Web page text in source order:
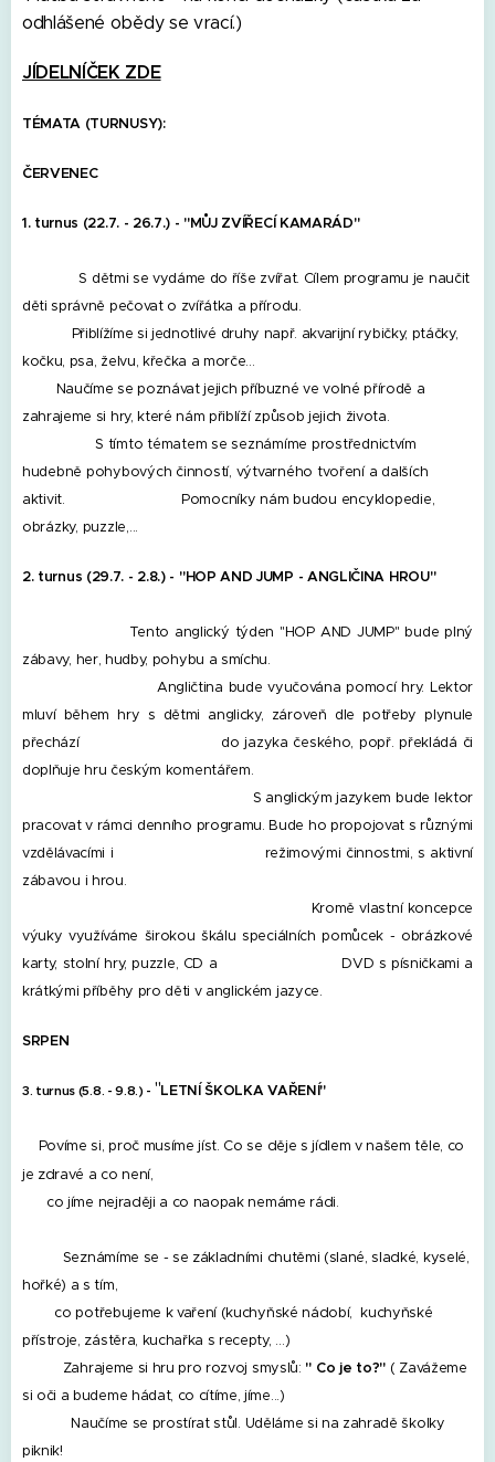
odhlášené obědy se vrací.)
JÍDELNÍČEK ZDE
TÉMATA (TURNUSY):
ČERVENEC
1. turnus (22.7. - 26.7.) - "MŮJ ZVÍŘECÍ KAMARÁD"
S dětmi se vydáme do říše zvířat. Cílem programu je naučit
děti správně pečovat o zvířátka a přírodu.
Přiblížíme si jednotlivé druhy např. akvarijní rybičky, ptáčky,
kočku, psa, želvu, křečka a morče…
Naučíme se poznávat jejich příbuzné ve volné přírodě a
zahrajeme si hry, které nám přiblíží způsob jejich života.
S tímto tématem se seznámíme prostřednictvím
hudebně pohybových činností, výtvarného tvoření a dalších
aktivit. Pomocníky nám budou encyklopedie,
obrázky, puzzle,...
2. turnus (29.7. - 2.8.) - "HOP AND JUMP - ANGLIČINA HROU"
Tento anglický týden "HOP AND JUMP" bude plný
zábavy, her, hudby, pohybu a smíchu.
Angličtina bude vyučována pomocí hry. Lektor
mluví během hry s dětmi anglicky, zároveň dle potřeby plynule
přechází do jazyka českého, popř. překládá či
doplňuje hru českým komentářem.
S anglickým jazykem bude lektor
pracovat v rámci denního programu. Bude ho propojovat s různými
vzdělávacími i režimovými činnostmi, s aktivní
zábavou i hrou.
Kromě vlastní koncepce
výuky využíváme širokou škálu speciálních pomůcek - obrázkové
karty, stolní hry, puzzle, CD a DVD s písničkami a
krátkými příběhy pro děti v anglickém jazyce.
SRPEN
3. turnus (5.8. - 9.8.) - "LETNÍ ŠKOLKA VAŘENÍ"
Povíme si, proč musíme jíst. Co se děje s jídlem v našem těle, co
je zdravé a co není,
co jíme nejraději a co naopak nemáme rádi.
Seznámíme se - se základními chutěmi (slané, sladké, kyselé,
hořké) a s tím,
co potřebujeme k vaření (kuchyňské nádobí, kuchyňské
přístroje, zástěra, kuchařka s recepty, …)
Zahrajeme si hru pro rozvoj smyslů: " Co je to?" ( Zavážeme
si oči a budeme hádat, co cítíme, jíme...)
Naučíme se prostírat stůl. Uděláme si na zahradě školky
piknik!